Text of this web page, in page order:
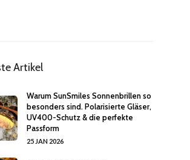
Artikel
Warum SunSmiles Sonnenbrillen so
besonders sind. Polarisierte Gläser,
UV400-Schutz & die perfekte
Passform
25 JAN 2026